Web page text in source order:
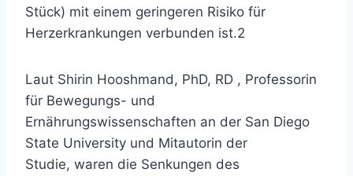
Stück) mit einem geringeren Risiko für
Herzerkrankungen verbunden ist.2
Laut Shirin Hooshmand, PhD, RD , Professorin
für Bewegungs- und
Ernährungswissenschaften an der San Diego
State University und Mitautorin der
Studie, waren die Senkungen des